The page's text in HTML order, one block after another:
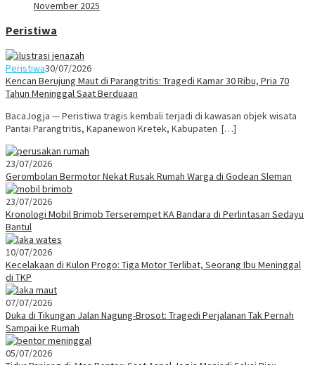
November 2025
Peristiwa
Peristiwa30/07/2026
Kencan Berujung Maut di Parangtritis: Tragedi Kamar 30 Ribu, Pria 70
Tahun Meninggal Saat Berduaan
BacaJogja — Peristiwa tragis kembali terjadi di kawasan objek wisata
Pantai Parangtritis, Kapanewon Kretek, Kabupaten […]
23/07/2026
Gerombolan Bermotor Nekat Rusak Rumah Warga di Godean Sleman
23/07/2026
Kronologi Mobil Brimob Terserempet KA Bandara di Perlintasan Sedayu
Bantul
10/07/2026
Kecelakaan di Kulon Progo: Tiga Motor Terlibat, Seorang Ibu Meninggal
di TKP
07/07/2026
Duka di Tikungan Jalan Nagung-Brosot: Tragedi Perjalanan Tak Pernah
Sampai ke Rumah
05/07/2026